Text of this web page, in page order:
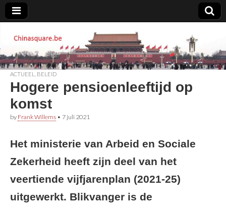
Chinasquare.be
ACTUEEL BELEID
Hogere pensioenleeftijd op
komst
by Frank Willems • 7 juli 2021
Het ministerie van Arbeid en Sociale
Zekerheid heeft zijn deel van het
veertiende vijfjarenplan (2021-25)
uitgewerkt. Blikvanger is de